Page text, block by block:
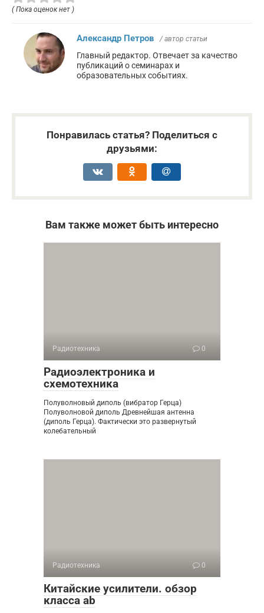
( Пока оценок нет )
Александр Петров / автор статьи
Главный редактор. Отвечает за качество
публикаций о семинарах и
образовательных событиях.
Понравилась статья? Поделиться с
друзьями:
Вам также может быть интересно
Радиотехника 0
Радиоэлектроника и
схемотехника
Полуволновый диполь (вибратор Герца)
Полуволновой диполь Древнейшая антенна
(диполь Герца). Фактически это развернутый
колебательный
Радиотехника 0
Китайские усилители. обзор
класса ab